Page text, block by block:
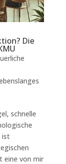
Die
schnelle
ist
eine von mir